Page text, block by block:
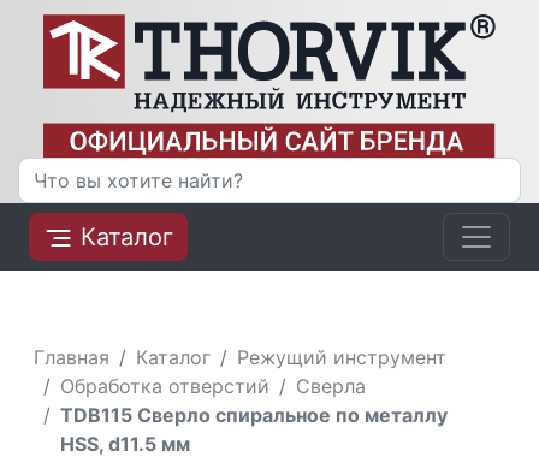
Каталог
Главная Каталог
Режущий инструмент
Обработка отверстий
Сверла
TDB115 Сверло спиральное по металлу
HSS, d11.5 мм